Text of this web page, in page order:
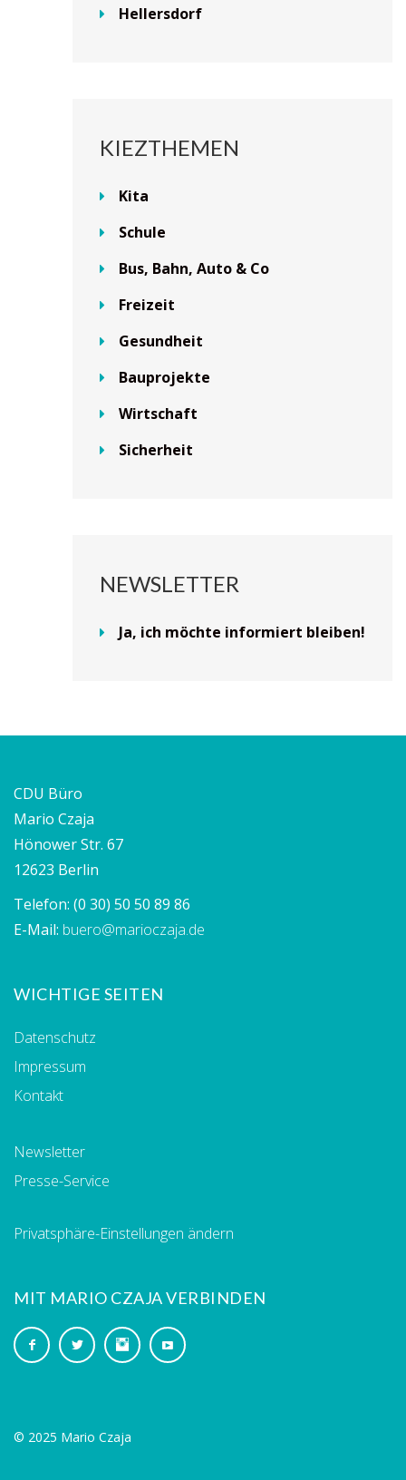
Hellersdorf
KIEZTHEMEN
Kita
Schule
Bus, Bahn, Auto & Co
Freizeit
Gesundheit
Bauprojekte
Wirtschaft
Sicherheit
NEWSLETTER
Ja, ich möchte informiert bleiben!
CDU Büro
Mario Czaja
Hönower Str. 67
12623 Berlin
Telefon: (0 30) 50 50 89 86
E-Mail: buero@marioczaja.de
WICHTIGE SEITEN
Datenschutz
Impressum
Kontakt
Newsletter
Presse-Service
Privatsphäre-Einstellungen ändern
MIT MARIO CZAJA VERBINDEN
© 2025 Mario Czaja